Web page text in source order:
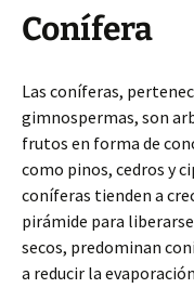
Conífera
Las coníferas,
gimnospermas, son
frutos en forma de
como pinos, cedros y
coníferas tienden a
pirámide para
secos, predominan
a reducir la evaporación